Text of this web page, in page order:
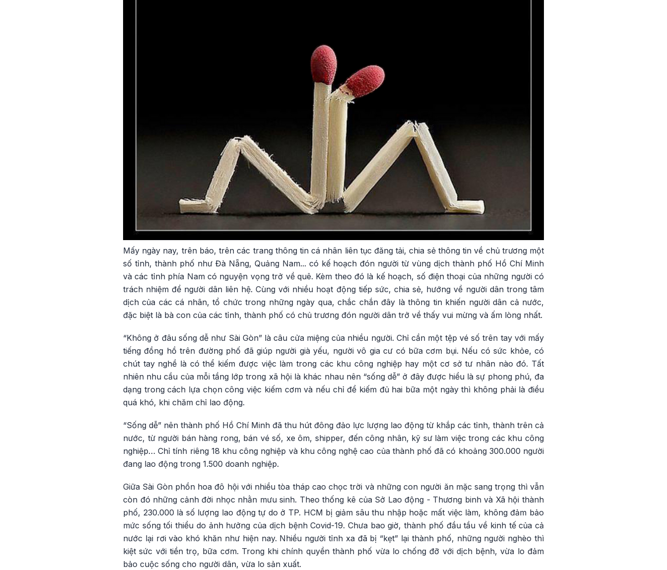
Mấy ngày nay, trên báo, trên các trang thông tin cá nhân liên tục đăng tải, chia sẻ thông tin về chủ trương một
số tỉnh, thành phố như Đà Nẵng, Quảng Nam... có kế hoạch đón người từ vùng dịch thành phố Hồ Chí Minh
và các tỉnh phía Nam có nguyện vọng trở về quê. Kèm theo đó là kế hoạch, số điện thoại của những người có
trách nhiệm để người dân liên hệ. Cùng với nhiều hoạt động tiếp sức, chia sẻ, hướng về người dân trong tâm
dịch của các cá nhân, tổ chức trong những ngày qua, chắc chắn đây là thông tin khiến người dân cả nước,
đặc biệt là bà con của các tỉnh, thành phố có chủ trương đón người dân trở về thấy vui mừng và ấm lòng nhất.
“Không ở đâu sống dễ như Sài Gòn” là câu cửa miệng của nhiều người. Chỉ cần một tệp vé số trên tay với mấy
tiếng đồng hồ trên đường phố đã giúp người già yếu, người vô gia cư có bữa cơm bụi. Nếu có sức khỏe, có
chút tay nghề là có thể kiếm được việc làm trong các khu công nghiệp hay một cơ sở tư nhân nào đó. Tất
nhiên nhu cầu của mỗi tầng lớp trong xã hội là khác nhau nên “sống dễ” ở đây được hiểu là sự phong phú, đa
dạng trong cách lựa chọn công việc kiếm cơm và nếu chỉ để kiếm đủ hai bữa một ngày thì không phải là điều
quá khó, khi chăm chỉ lao động.
“Sống dễ” nên thành phố Hồ Chí Minh đã thu hút đông đảo lực lượng lao động từ khắp các tỉnh, thành trên cả
nước, từ người bán hàng rong, bán vé số, xe ôm, shipper, đến công nhân, kỹ sư làm việc trong các khu công
nghiệp… Chỉ tính riêng 18 khu công nghiệp và khu công nghệ cao của thành phố đã có khoảng 300.000 người
đang lao động trong 1.500 doanh nghiệp.
Giữa Sài Gòn phồn hoa đô hội với nhiều tòa tháp cao chọc trời và những con người ăn mặc sang trọng thì vẫn
còn đó những cảnh đời nhọc nhằn mưu sinh. Theo thống kê của Sở Lao động - Thương binh và Xã hội thành
phố, 230.000 là số lượng lao động tự do ở TP. HCM bị giảm sâu thu nhập hoặc mất việc làm, không đảm bảo
mức sống tối thiểu do ảnh hưởng của dịch bệnh Covid-19. Chưa bao giờ, thành phố đầu tầu về kinh tế của cả
nước lại rơi vào khó khăn như hiện nay. Nhiều người tỉnh xa đã bị “kẹt” lại thành phố, những người nghèo thì
kiệt sức với tiền trọ, bữa cơm. Trong khi chính quyền thành phố vừa lo chống đỡ với dịch bệnh, vừa lo đảm
bảo cuộc sống cho người dân, vừa lo sản xuất.